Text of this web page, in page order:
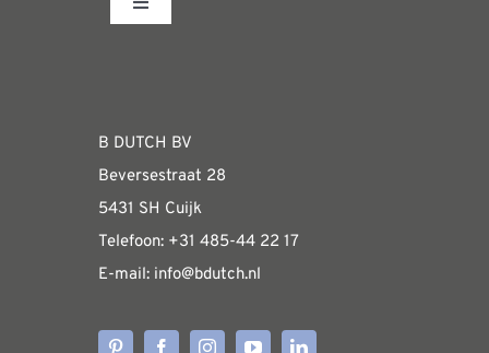
op
de
productpagina
Toggle
WEBSHOP
Algemene informatie &
Verzendkosten
Levertijden
B DUTCH BV
Beversestraat 28
5431 SH Cuijk
Telefoon: +31 485-44 22 17
E-mail: info@bdutch.nl